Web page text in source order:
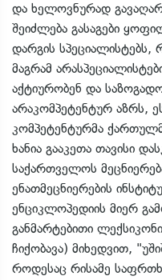
და ხელოვნურად
შეიძლება გასაგები
დარგის სპეციალისტებს,
მაგრამ
აქტიურობენ და
არაკომპეტენტურ აზრს,
კომპეტენტურმა
ხანია გააკეთა თავისი
საქართველოს
ენათმეცნიერების
ენციკლოპედიის მიერ
განმარტებითი
ჩიქობავა) მიხედვით,
როდესაც რისამე